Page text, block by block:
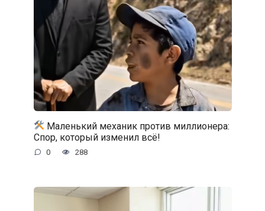
Маленький механик против миллионера:
Спор, который изменил всё!
0 288